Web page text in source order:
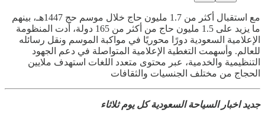
مع استقبال أكثر من 1.7 مليون حاج خلال موسم حج 1447هـ، بينهم
ما يزيد على 1.5 مليون حاج من أكثر من 165 دولة، أدت المنظومة
الإعلامية السعودية دورًا محوريًا في مواكبة الموسم ونقل رسائله
للعالم. وأسهمت التغطية الإعلامية المتواصلة في دعم الجهود
التنظيمية والخدمية، عبر محتوى متعدد اللغات استهدف ملايين
الحجاج من مختلف الجنسيات والثقافات
جديد اخبار السياحة السعودية كل يوم ثلاثاء